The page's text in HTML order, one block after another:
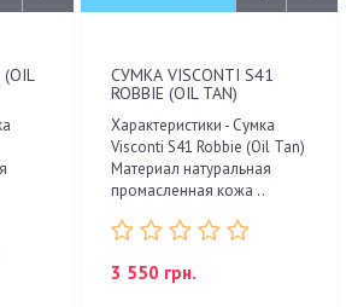
СУМКА VISCONTI S41
ROBBIE (OIL TAN)
Характеристики - Сумка
Visconti S41 Robbie (Oil Tan)
Материал натуральная
промасленная кожа ..
3 550 грн.